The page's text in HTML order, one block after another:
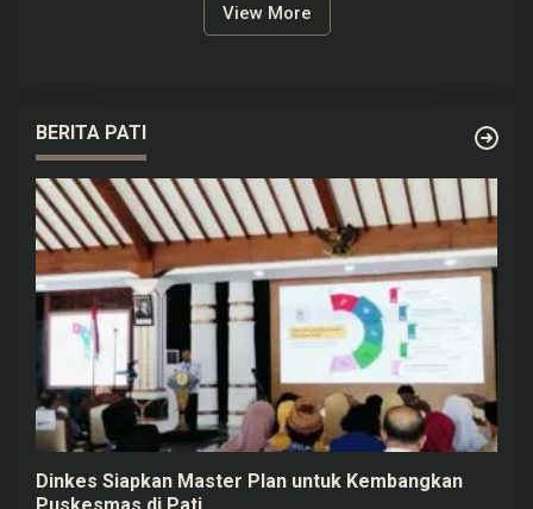
View More
BERITA PATI
Dinkes Siapkan Master Plan untuk Kembangkan